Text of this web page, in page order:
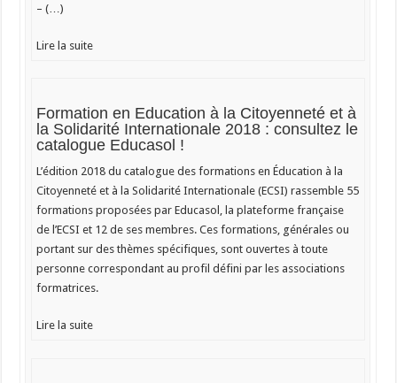
– (…)
Lire la suite
Formation en Education à la Citoyenneté et à
la Solidarité Internationale 2018 : consultez le
catalogue Educasol !
L’édition 2018 du catalogue des formations en Éducation à la
Citoyenneté et à la Solidarité Internationale (ECSI) rassemble 55
formations proposées par Educasol, la plateforme française
de l’ECSI et 12 de ses membres. Ces formations, générales ou
portant sur des thèmes spécifiques, sont ouvertes à toute
personne correspondant au profil défini par les associations
formatrices.
Lire la suite